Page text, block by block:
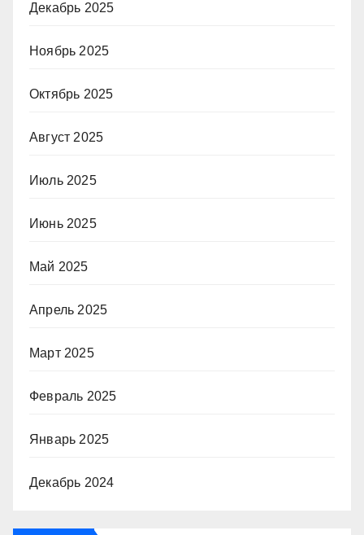
Декабрь 2025
Ноябрь 2025
Октябрь 2025
Август 2025
Июль 2025
Июнь 2025
Май 2025
Апрель 2025
Март 2025
Февраль 2025
Январь 2025
Декабрь 2024